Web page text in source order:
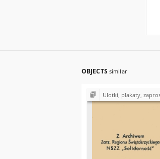
OBJECTS similar
Ulotki, plakaty, zaproszenia, cegiełki, kartki okolicznościowe, kalendarzyki z lat